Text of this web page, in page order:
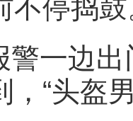
不停捣
警一边
，“头盔